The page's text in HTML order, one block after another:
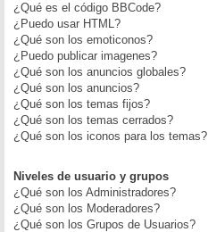
¿Qué es el código BBCode?
¿Puedo usar HTML?
¿Qué son los emoticonos?
¿Puedo publicar imagenes?
¿Qué son los anuncios globales?
¿Qué son los anuncios?
¿Qué son los temas fijos?
¿Qué son los temas cerrados?
¿Qué son los iconos para los temas?
Niveles de usuario y grupos
¿Qué son los Administradores?
¿Qué son los Moderadores?
¿Qué son los Grupos de Usuarios?